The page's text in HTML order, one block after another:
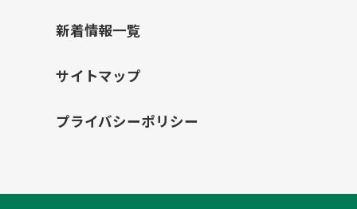
新着情報一覧
サイトマップ
プライバシーポリシー